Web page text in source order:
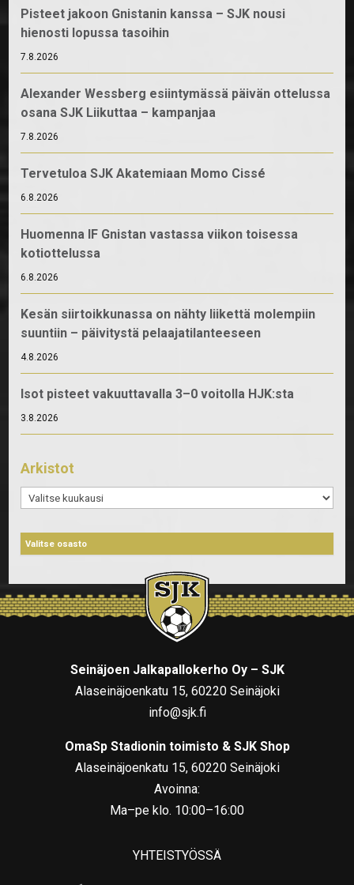
Pisteet jakoon Gnistanin kanssa – SJK nousi
hienosti lopussa tasoihin
7.8.2026
Alexander Wessberg esiintymässä päivän ottelussa
osana SJK Liikuttaa – kampanjaa
7.8.2026
Tervetuloa SJK Akatemiaan Momo Cissé
6.8.2026
Huomenna IF Gnistan vastassa viikon toisessa
kotiottelussa
6.8.2026
Kesän siirtoikkunassa on nähty liikettä molempiin
suuntiin – päivitystä pelaajatilanteeseen
4.8.2026
Isot pisteet vakuuttavalla 3–0 voitolla HJK:sta
3.8.2026
Arkistot
Arkistot
Seinäjoen Jalkapallokerho Oy – SJK
Alaseinäjoenkatu 15, 60220 Seinäjoki
info@sjk.fi
OmaSp Stadionin toimisto & SJK Shop
Alaseinäjoenkatu 15, 60220 Seinäjoki
Avoinna:
Ma–pe klo. 10:00–16:00
YHTEISTYÖSSÄ